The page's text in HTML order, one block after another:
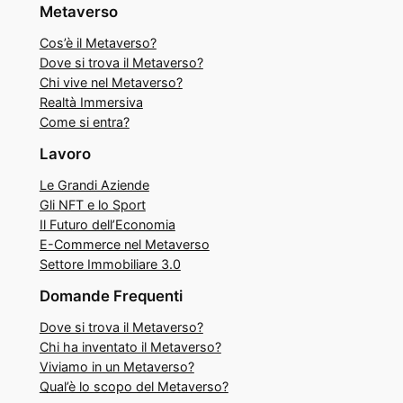
Metaverso
Cos’è il Metaverso?
Dove si trova il Metaverso?
Chi vive nel Metaverso?
Realtà Immersiva
Come si entra?
Lavoro
Le Grandi Aziende
Gli NFT e lo Sport
Il Futuro dell’Economia
E-Commerce nel Metaverso
Settore Immobiliare 3.0
Domande Frequenti
Dove si trova il Metaverso?
Chi ha inventato il Metaverso?
Viviamo in un Metaverso?
Qual’è lo scopo del Metaverso?